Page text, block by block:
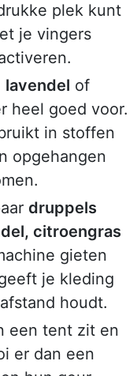
plek kunt
je vingers
lavendel of
heel goed voor.
in stoffen
opgehangen
druppels
citroengras
gieten
je kleding
houdt.
een tent zit en
er dan een